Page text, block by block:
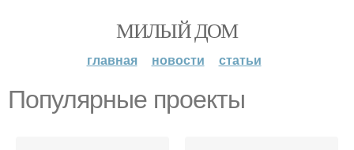
МИЛЫЙ ДОМ
главная новости статьи
Популярные проекты